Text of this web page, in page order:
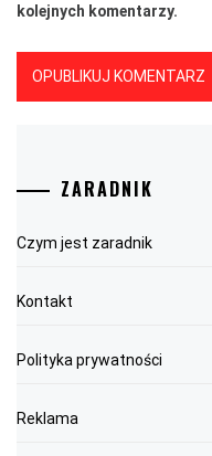
kolejnych komentarzy.
ZARADNIK
Czym jest zaradnik
Kontakt
Polityka prywatności
Reklama